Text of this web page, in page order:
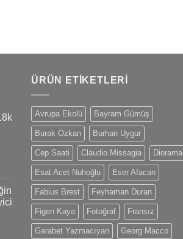
ÜRÜN ETIKETLERI
Avrupa Ekolü Bayram Gümüş
Burak Özkan Burhan Uygur
Cep Saati Claudio Missagia Diorama
Esat Acet Nuhoğlu Eser Afacan
Fabius Brest Feyhaman Duran
Figen Kaya Fotoğraf Fransız
Garabet Yazmacıyan Georg Macco